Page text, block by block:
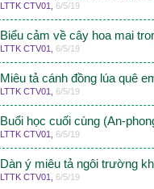
LTTK CTV01 6/5/19
Biểu cảm về cây hoa mai
LTTK CTV01 6/5/19
Miêu tả cánh đồng lúa quê
LTTK CTV01 6/5/19
Buổi học cuối cùng (An-
LTTK CTV01 6/5/19
Dàn ý miêu tả ngôi trường
LTTK CTV01 6/5/19